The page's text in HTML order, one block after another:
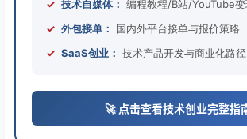
✓ 技术自媒体： 编程教程/B站/YouTube
✓ 外包接单：
国内外平台接单与报价策略
✓ SaaS创业： 技术产品开发与商业化路径
🚀 点击查看技术创业完整指